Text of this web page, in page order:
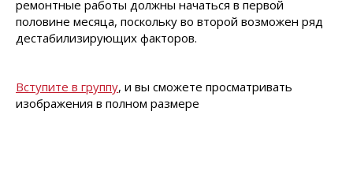
ремонтные работы должны начаться в первой
половине месяца, поскольку во второй возможен ряд
дестабилизирующих факторов.
Вступите в группу, и вы сможете просматривать
изображения в полном размере